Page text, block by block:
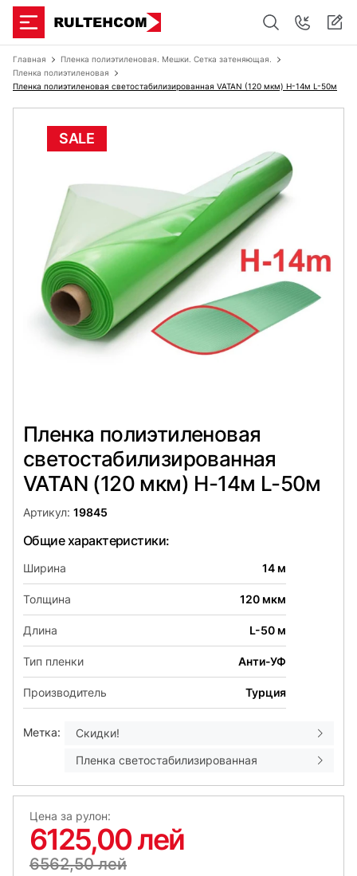
Главная
Пленка полиэтиленовая. Мешки. Сетка затеняющая.
Пленка полиэтиленовая
Пленка полиэтиленовая светостабилизированная VATAN (120 мкм) Н-14м L-50м
SALE
Пленка полиэтиленовая
светостабилизированная
VATAN (120 мкм) Н-14м L-50м
Артикул: 19845
Общие характеристики:
Ширина 14 м
Толщина 120 мкм
Длина L-50 м
Тип пленки Анти-УФ
Производитель Турция
Метка:
Скидки!
Пленка светостабилизированная
Цена за рулон:
6125,00 лей
6562,50 лей